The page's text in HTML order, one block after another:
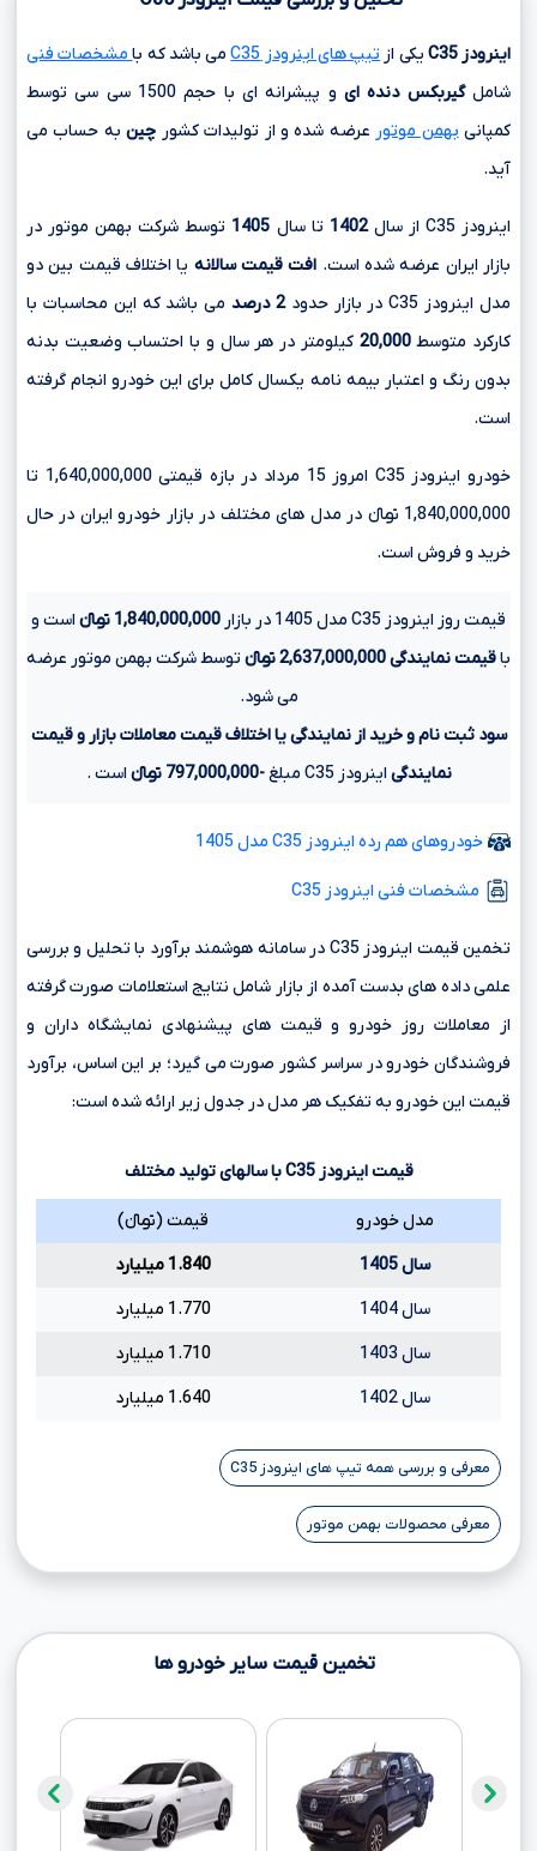
اینرودزC35 یکی از تیپ های اینرودز C35 می باشد که بامشخصات فنی
شاملگیربکس دنده ای و پیشرانه ای با حجم 1500 سی سی
توسط
کمپانی بهمن موتور عرضه شده و از تولیدات کشور چینبه حساب می
آید.
اینرودز C35 از سال 1402 تا سال 1405 توسط شرکت بهمن موتور در
بازار ایران عرضه شده است. افت قیمت سالانه یا اختلاف قیمت بین دو
مدل اینرودز C35 در بازار حدود
2 درصد
می باشد که این محاسبات با
کارکرد متوسط20,000 کیلومتر در هر سال و با احتساب وضعیت بدنه
بدون رنگ و اعتبار بیمه نامه یکسال کامل برای این خودرو انجام گرفته
است.
خودرو اینرودز C35 امروز 15 مرداد در بازه قیمتی 1,640,000,000 تا
1,840,000,000 تومانءءء در مدل های مختلف در بازار خودرو ایران در حال
خرید و فروش است.
قیمت روز اینرودز C35 مدل 1405 در بازار 1,840,000,000 تومانءءء
است و
باقیمت نمایندگی2,637,000,000 تومانءءء
توسط شرکت بهمن موتور عرضه
می شود.
سود ثبت نام و خرید از نمایندگی یا اختلاف قیمت معاملات بازار و قیمت
نمایندگی اینرودز C35 مبلغ -797,000,000 تومانءءء است .
خودروهای هم رده اینرودز C35 مدل 1405
مشخصات فنی اینرودز C35
تخمین قیمت اینرودز C35 در سامانه هوشمند برآورد با تحلیل و بررسی
علمی داده های بدست آمده از بازار شامل نتایج استعلامات صورت گرفته
از معاملات روز خودرو و قیمت های پیشنهادی نمایشگاه داران و
فروشندگان خودرو در سراسر کشور صورت می گیرد؛ بر این اساس، برآورد
قیمت این خودرو به تفکیک هر مدل در جدول زیر ارائه شده است:
قیمت اینرودزC35با سالهای تولید مختلف
مدل خودرو
قیمت (تومانءءء)
سال 1405
1.840 میلیارد
سال 1404
1.770 میلیارد
سال 1403
1.710 میلیارد
سال 1402
1.640 میلیارد
معرفی و بررسی همه تیپ های اینرودز C35
معرفی محصولات بهمن موتور
تخمین قیمت سایر خودرو ها